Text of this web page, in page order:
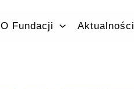
O Fundacji Aktualności